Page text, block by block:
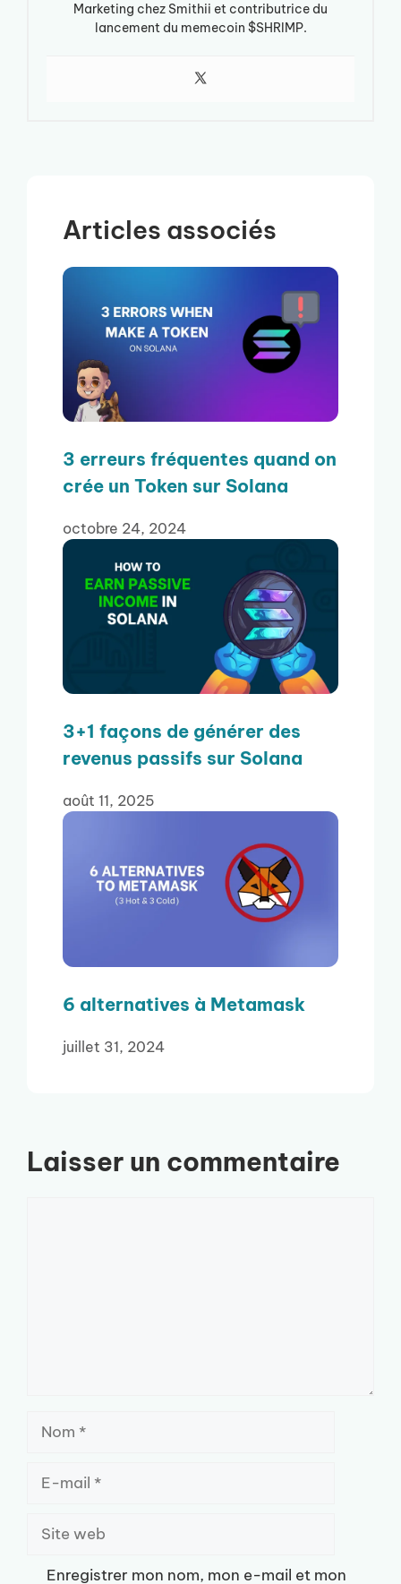
Marketing chez Smithii et contributrice du
lancement du memecoin $SHRIMP.
Articles associés
3 erreurs fréquentes quand on
crée un Token sur Solana
octobre 24, 2024
3+1 façons de générer des
revenus passifs sur Solana
août 11, 2025
6 alternatives à Metamask
juillet 31, 2024
Laisser un commentaire
mail
Site
web
Enregistrer mon nom, mon e-mail et mon